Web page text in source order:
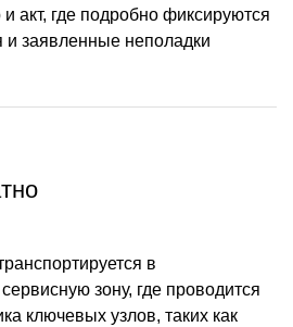
акт, где подробно фиксируются
и заявленные неполадки
в
зону, где проводится
ключевых узлов, таких как